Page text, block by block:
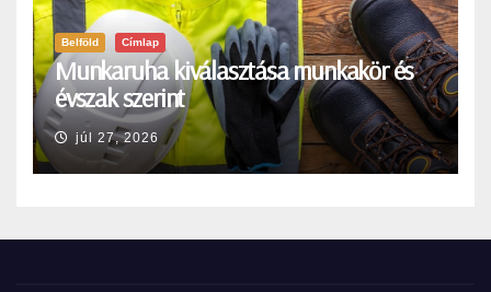
Belföld Címlap
Munkaruha kiválasztása munkakör és
évszak szerint
júl 27, 2026